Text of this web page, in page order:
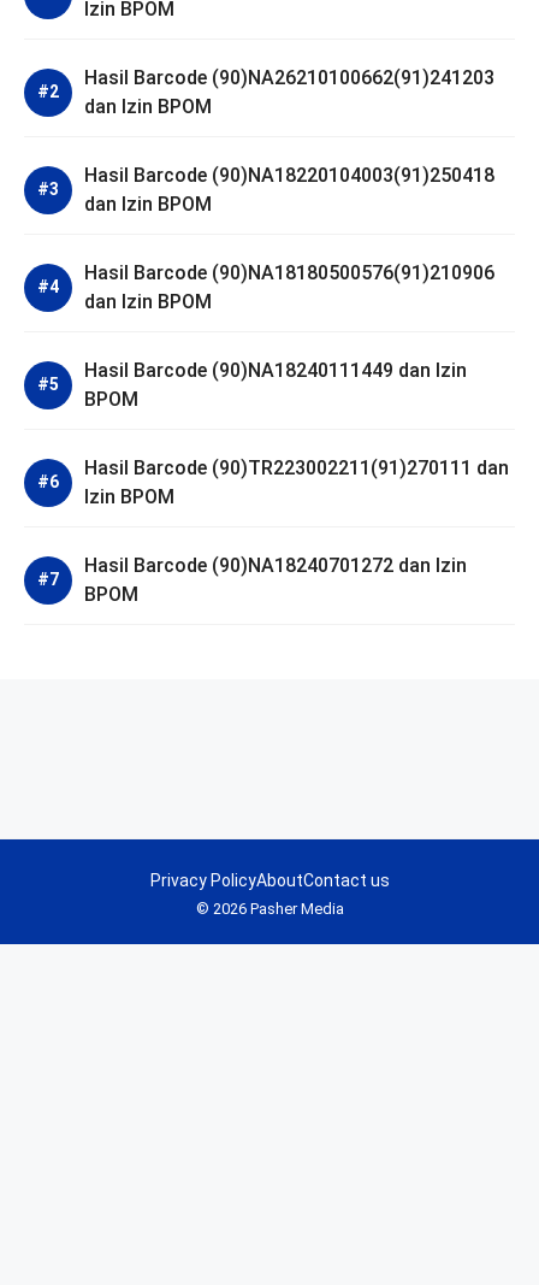
Izin BPOM
Hasil Barcode (90)NA26210100662(91)241203
dan Izin BPOM
Hasil Barcode (90)NA18220104003(91)250418
dan Izin BPOM
Hasil Barcode (90)NA18180500576(91)210906
dan Izin BPOM
Hasil Barcode (90)NA18240111449 dan Izin
BPOM
Hasil Barcode (90)TR223002211(91)270111 dan
Izin BPOM
Hasil Barcode (90)NA18240701272 dan Izin
BPOM
© 2026 Pasher Media
Privacy PolicyAboutContact us